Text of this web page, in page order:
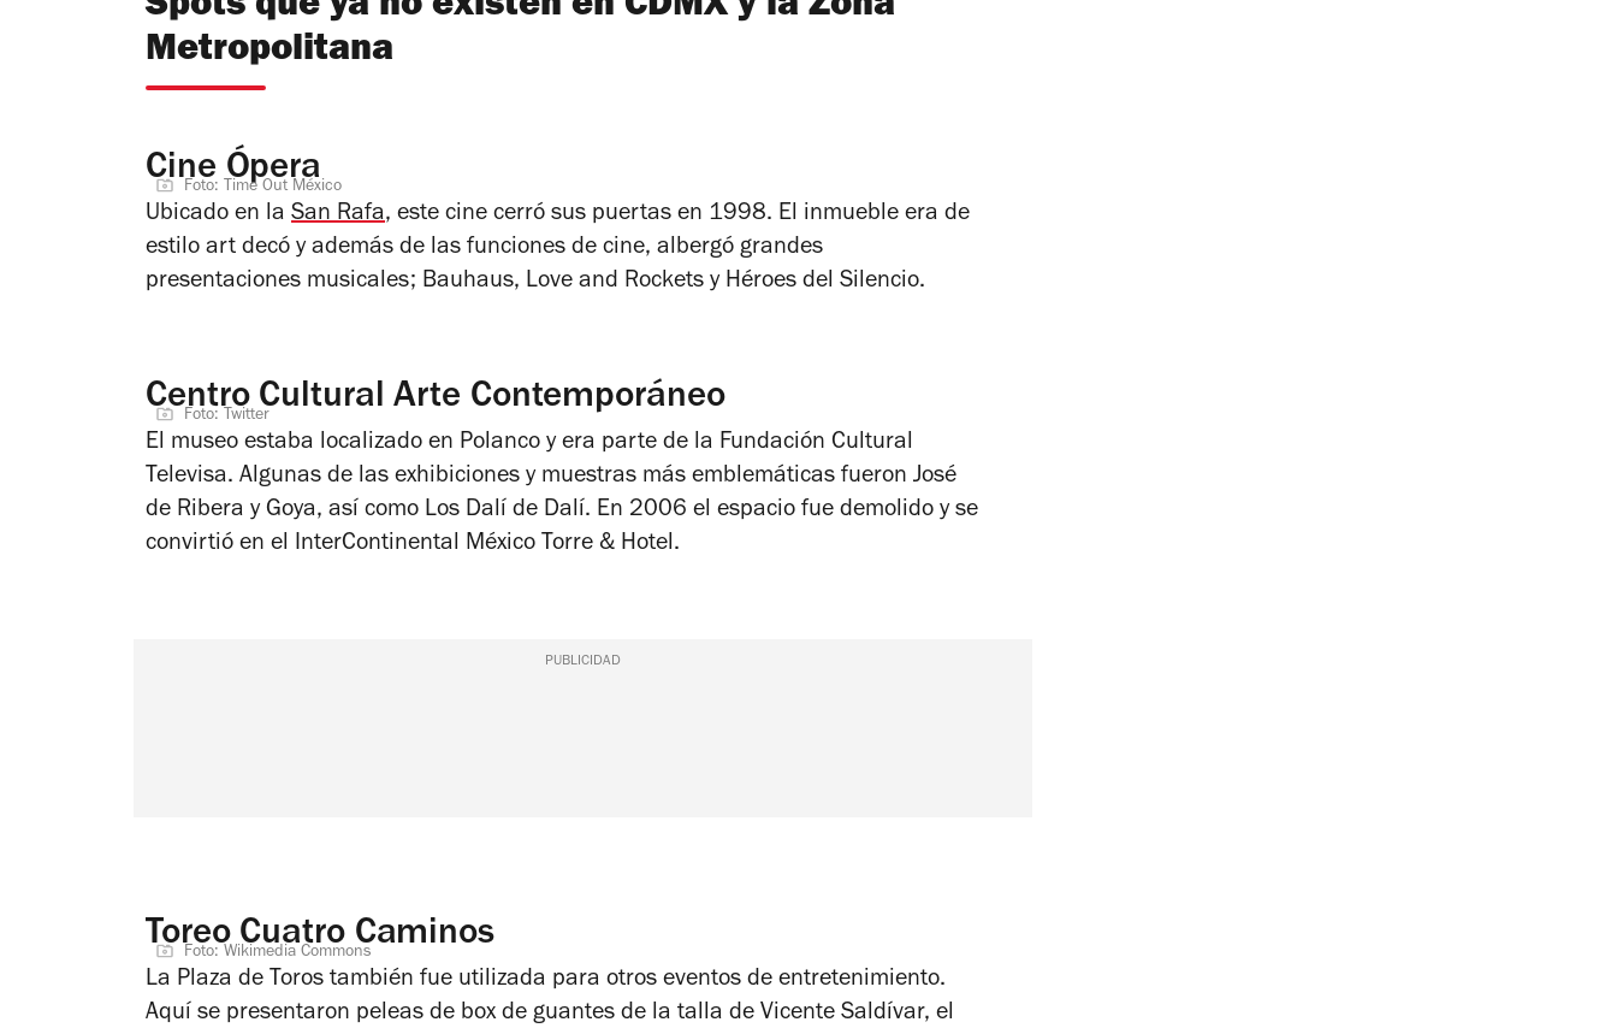
Spots que ya no existen en CDMX y la Zona
Metropolitana
Cine Ópera
Foto: Time Out México
Ubicado en la San Rafa, este cine cerró sus puertas en 1998. El inmueble era de
estilo art decó y además de las funciones de cine, albergó grandes
presentaciones musicales; Bauhaus, Love and Rockets y Héroes del Silencio.
Centro Cultural Arte Contemporáneo
Foto: Twitter
El museo estaba localizado en Polanco y era parte de la Fundación Cultural
Televisa. Algunas de las exhibiciones y muestras más emblemáticas fueron José
de Ribera y Goya, así como Los Dalí de Dalí. En 2006 el espacio fue demolido y se
convirtió en el InterContinental México Torre & Hotel.
PUBLICIDAD
Toreo Cuatro Caminos
Foto: Wikimedia Commons
La Plaza de Toros también fue utilizada para otros eventos de entretenimiento.
Aquí se presentaron peleas de box de guantes de la talla de Vicente Saldívar, el